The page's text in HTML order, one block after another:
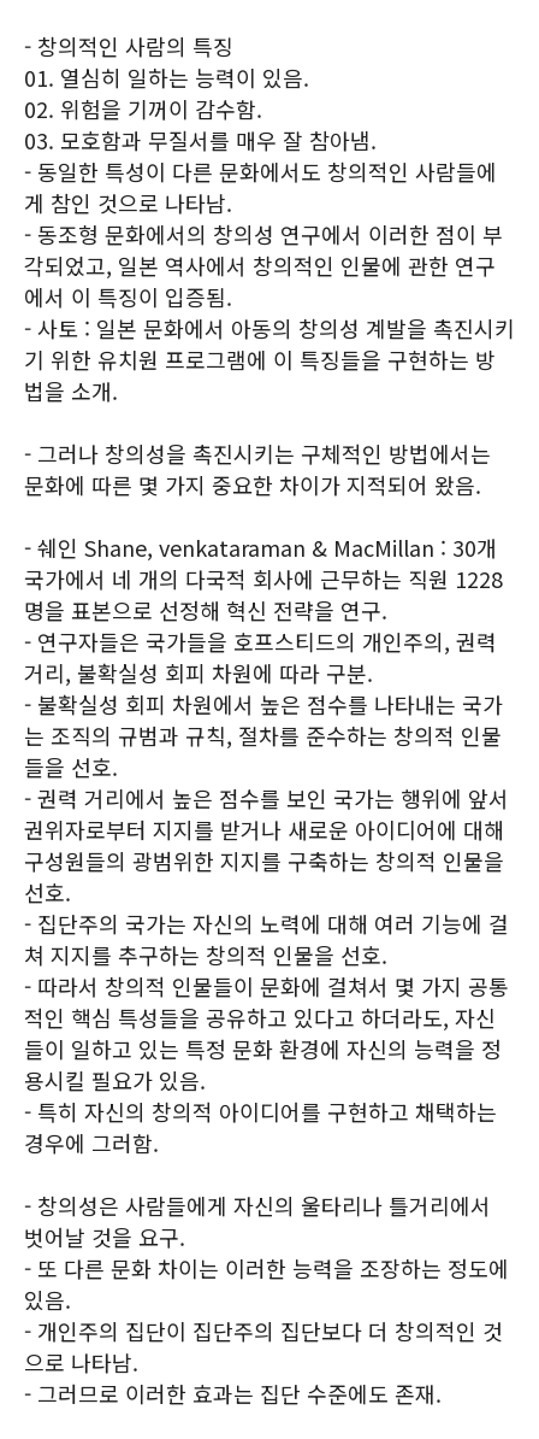
- 창의적인 사람의 특징
01. 열심히 일하는 능력이 있음.
02. 위험을 기꺼이 감수함.
03. 모호함과 무질서를 매우 잘 참아냄.
- 동일한 특성이 다른 문화에서도 창의적인 사람들에
게 참인 것으로 나타남.
- 동조형 문화에서의 창의성 연구에서 이러한 점이 부
각되었고, 일본 역사에서 창의적인 인물에 관한 연구
에서 이 특징이 입증됨.
- 사토 : 일본 문화에서 아동의 창의성 계발을 촉진시키
기 위한 유치원 프로그램에 이 특징들을 구현하는 방
법을 소개.
- 그러나 창의성을 촉진시키는 구체적인 방법에서는
문화에 따른 몇 가지 중요한 차이가 지적되어 왔음.
- 쉐인 Shane, venkataraman & MacMillan : 30개
국가에서 네 개의 다국적 회사에 근무하는 직원 1228
명을 표본으로 선정해 혁신 전략을 연구.
- 연구자들은 국가들을 호프스티드의 개인주의, 권력
거리, 불확실성 회피 차원에 따라 구분.
- 불확실성 회피 차원에서 높은 점수를 나타내는 국가
는 조직의 규범과 규칙, 절차를 준수하는 창의적 인물
들을 선호.
- 권력 거리에서 높은 점수를 보인 국가는 행위에 앞서
권위자로부터 지지를 받거나 새로운 아이디어에 대해
구성원들의 광범위한 지지를 구축하는 창의적 인물을
선호.
- 집단주의 국가는 자신의 노력에 대해 여러 기능에 걸
쳐 지지를 추구하는 창의적 인물을 선호.
- 따라서 창의적 인물들이 문화에 걸쳐서 몇 가지 공통
적인 핵심 특성들을 공유하고 있다고 하더라도, 자신
들이 일하고 있는 특정 문화 환경에 자신의 능력을 정
용시킬 필요가 있음.
- 특히 자신의 창의적 아이디어를 구현하고 채택하는
경우에 그러함.
- 창의성은 사람들에게 자신의 울타리나 틀거리에서
벗어날 것을 요구.
- 또 다른 문화 차이는 이러한 능력을 조장하는 정도에
있음.
- 개인주의 집단이 집단주의 집단보다 더 창의적인 것
으로 나타남.
- 그러므로 이러한 효과는 집단 수준에도 존재.